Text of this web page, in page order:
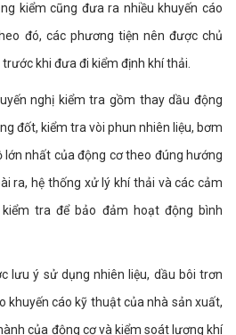
kiểm cũng đưa ra nhiều khuyến cáo
đó, các phương tiện nên được chủ
khi đưa đi kiểm định khí thải.
nghị kiểm tra gồm thay dầu động
đốt, kiểm tra vòi phun nhiên liệu, bơm
lớn nhất của động cơ theo đúng hướng
ra, hệ thống xử lý khí thải và các cảm
tra để bảo đảm hoạt động bình
lưu ý sử dụng nhiên liệu, dầu bôi trơn
khuyến cáo kỹ thuật của nhà sản xuất,
của động cơ và kiểm soát lượng khí